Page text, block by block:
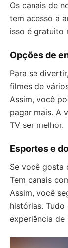
Os canais de
tem acesso a
isso é gratuito
Opções de
Para se
filmes de
Assim, você
pagar mais. A
TV ser melhor.
Esportes e
Se você gosta
Tem canais
Assim, você
histórias.
experiência de